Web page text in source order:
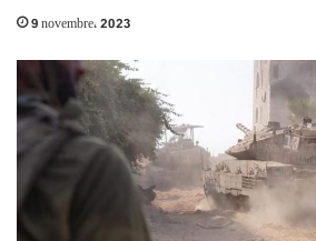
9 novembre، 2023